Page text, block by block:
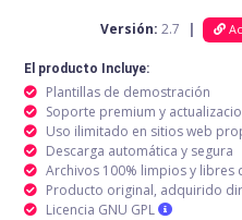
Versión: 2.7 |
El producto Incluye:
Plantillas de demostración
Soporte premium y
Uso ilimitado en sitios web
Descarga automática y segura
Archivos 100% limpios y libres
Producto original, adquirido
Licencia GNU GPL